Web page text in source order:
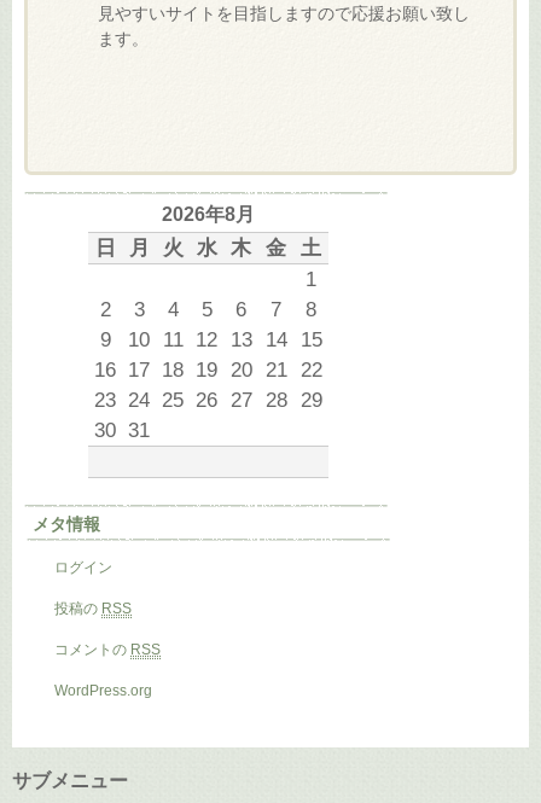
見やすいサイトを目指しますので応援お願い致し
ます。
2026年8月
日 月 火 水 木 金
土
1
2
3 4 5 6 7
8
9
10 11 12 13 14
15
16 17 18 19 20 21
22
23 24 25 26 27 28
29
30 31
メタ情報
ログイン
投稿の RSS
コメントの RSS
WordPress.org
サブメニュー